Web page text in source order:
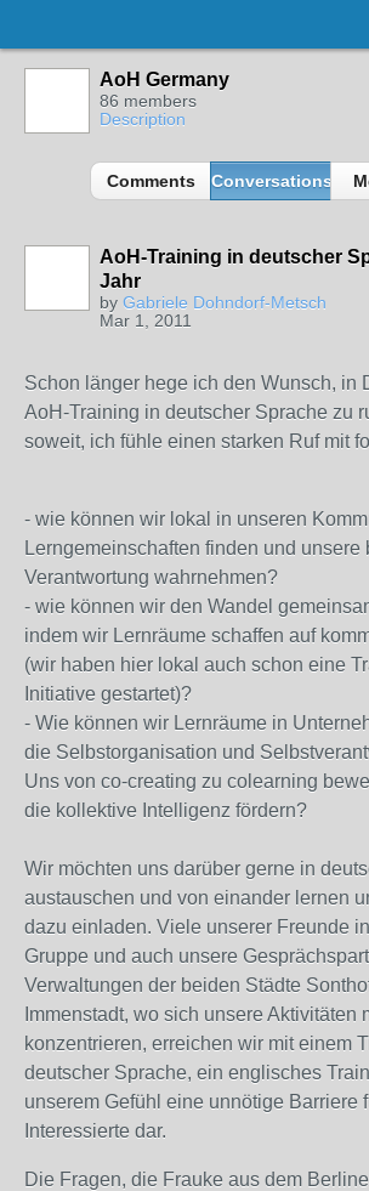
AoH Germany
86 members
Description
Comments Conversations
AoH-Training in deutscher
Jahr
by Gabriele Dohndorf-Metsch
Mar 1, 2011
Schon länger hege ich den Wunsch, in
AoH-Training in deutscher Sprache zu
soweit, ich fühle einen starken Ruf mit
- wie können wir lokal in unseren
Lerngemeinschaften finden und unsere
Verantwortung wahrnehmen?
- wie können wir den Wandel
indem wir Lernräume schaffen auf
(wir haben hier lokal auch schon eine
Initiative gestartet)?
- Wie können wir Lernräume in
die Selbstorganisation und
Uns von co-creating zu colearning
die kollektive Intelligenz fördern?
Wir möchten uns darüber gerne in
austauschen und von einander lernen
dazu einladen. Viele unserer Freunde
Gruppe und auch unsere
Verwaltungen der beiden Städte
Immenstadt, wo sich unsere Aktivitäten
konzentrieren, erreichen wir mit einem
deutscher Sprache, ein englisches
unserem Gefühl eine unnötige Barriere
Interessierte dar.
Die Fragen, die Frauke aus dem